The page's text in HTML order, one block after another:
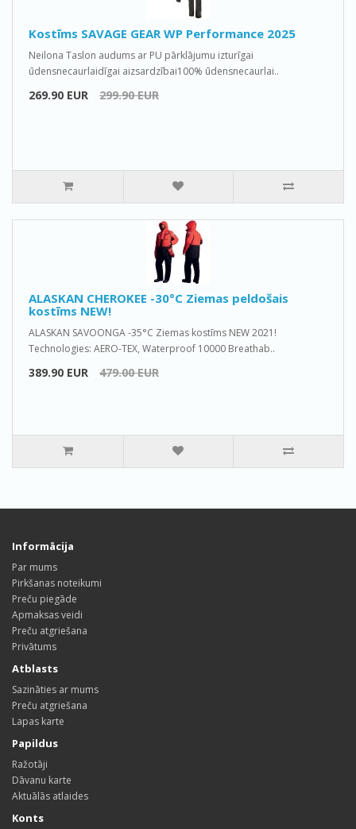
Kostīms SAVAGE GEAR WP Performance 2025
Neilona Taslon audums ar PU pārklājumu izturīgai
ūdensnecaurlaidīgai aizsardzībai100% ūdensnecaurlai..
269.90 EUR 299.90 EUR
ALASKAN CHEROKEE -30°C Ziemas peldošais
kostīms NEW!
ALASKAN SAVOONGA -35°C Ziemas kostīms NEW 2021!
Technologies: AERO-TEX, Waterproof 10000 Breathab..
389.90 EUR 479.00 EUR
Informācija
Par mums
Pirkšanas noteikumi
Preču piegāde
Apmaksas veidi
Preču atgriešana
Privātums
Atblasts
Sazināties ar mums
Preču atgriešana
Lapas karte
Papildus
Ražotāji
Dāvanu karte
Aktuālās atlaides
Konts